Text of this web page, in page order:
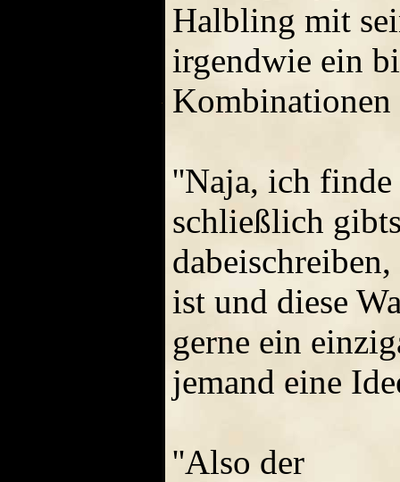
Halbling mit
irgendwie ein
''Naja, ich
schließlich
ist und diese
gerne ein
jemand eine
''Also der